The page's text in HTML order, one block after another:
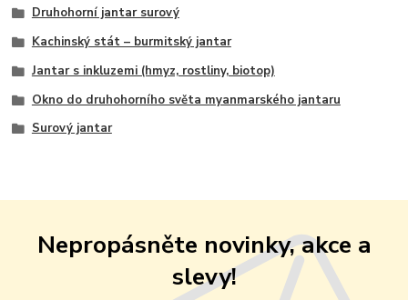
Druhohorní jantar surový
Kachinský stát – burmitský jantar
Jantar s inkluzemi (hmyz, rostliny, biotop)
Okno do druhohorního světa myanmarského jantaru
Surový jantar
Nepropásněte novinky, akce a
slevy!